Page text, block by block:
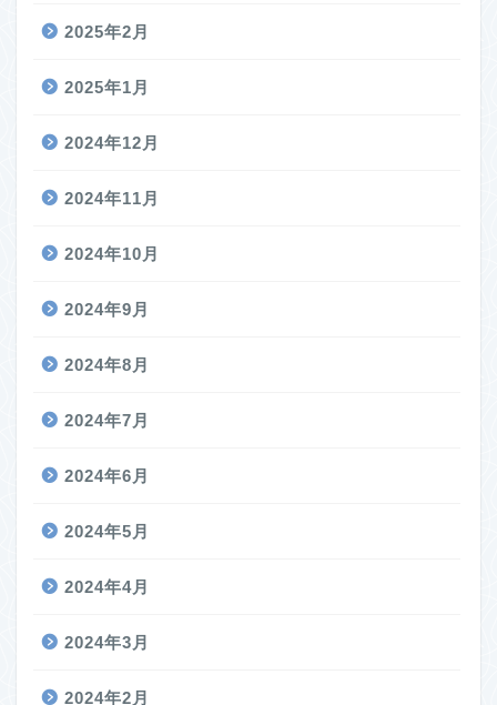
2025年2月
2025年1月
2024年12月
2024年11月
2024年10月
2024年9月
2024年8月
2024年7月
2024年6月
2024年5月
2024年4月
2024年3月
2024年2月